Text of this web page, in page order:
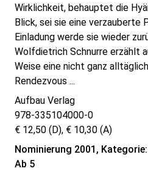
Wirklichkeit, behauptet die
Blick, sei sie eine verzauberte
Einladung werde sie wieder
Wolfdietrich Schnurre erzählt
Weise eine nicht ganz
Rendezvous ...
Aufbau Verlag
978-335104000-0
€ 12,50 (D), € 10,30 (A)
Nominierung 2001,
Ab 5